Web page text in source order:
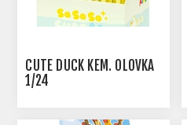
CUTE DUCK KEM. OLOVKA
1/24